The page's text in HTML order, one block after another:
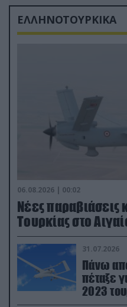
ΕΛΛΗΝΟΤΟΥΡΚΙΚΑ
06.08.2026 | 00:02
Νέες παραβιάσεις
Τουρκίας στο
31.07.2026
Πάνω
πέταξε
2023